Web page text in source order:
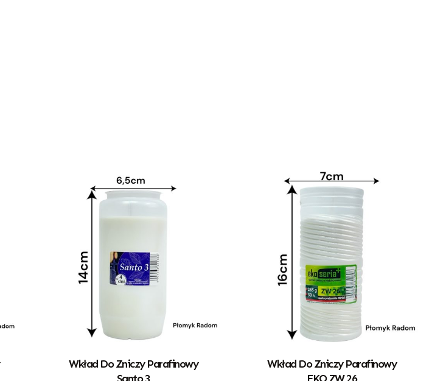
Wkład Do Zniczy Parafinowy
Santo 3
Wkład Do Zniczy Parafinowy
EKO ZW 26